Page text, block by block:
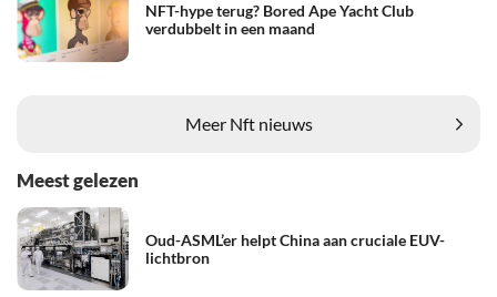
NFT-hype terug? Bored Ape Yacht Club
verdubbelt in een maand
Meer Nft nieuws
Meest gelezen
Oud-ASML’er helpt China aan cruciale EUV-
lichtbron